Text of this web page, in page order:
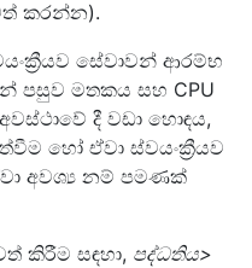
කරන්න).
සේවාවන් ආරම්භ
පසුව මතකය සහ CPU
දී වඩා හොඳය,
හෝ ඒවා ස්වයංක්‍රීයව
අවශ්‍ය නම් පමණක්
කිරීම සඳහා, පද්ධතිය>